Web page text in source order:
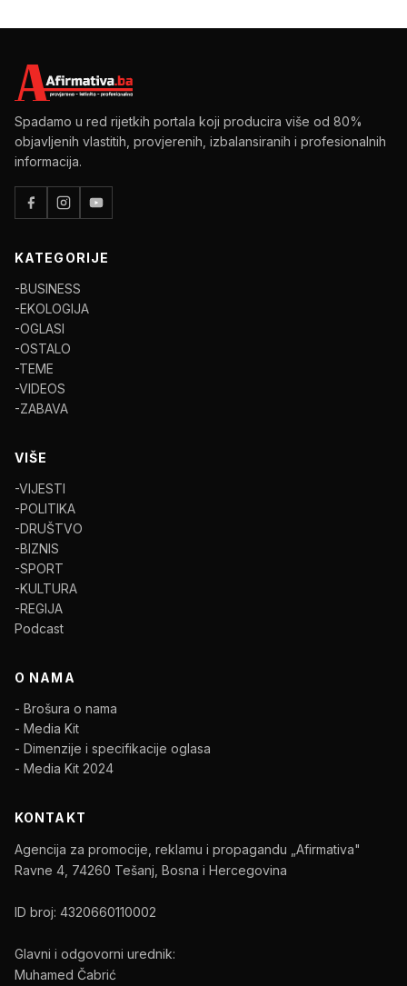
Spadamo u red rijetkih portala koji producira više od 80%
objavljenih vlastitih, provjerenih, izbalansiranih i profesionalnih
informacija.
KATEGORIJE
-BUSINESS
-EKOLOGIJA
-OGLASI
-OSTALO
-TEME
-VIDEOS
-ZABAVA
VIŠE
-VIJESTI
-POLITIKA
-DRUŠTVO
-BIZNIS
-SPORT
-KULTURA
-REGIJA
Podcast
O NAMA
- Brošura o nama
- Media Kit
- Dimenzije i specifikacije oglasa
- Media Kit 2024
KONTAKT
Agencija za promocije, reklamu i propagandu „Afirmativa"
Ravne 4, 74260 Tešanj, Bosna i Hercegovina
ID broj: 4320660110002
Glavni i odgovorni urednik:
Muhamed Čabrić